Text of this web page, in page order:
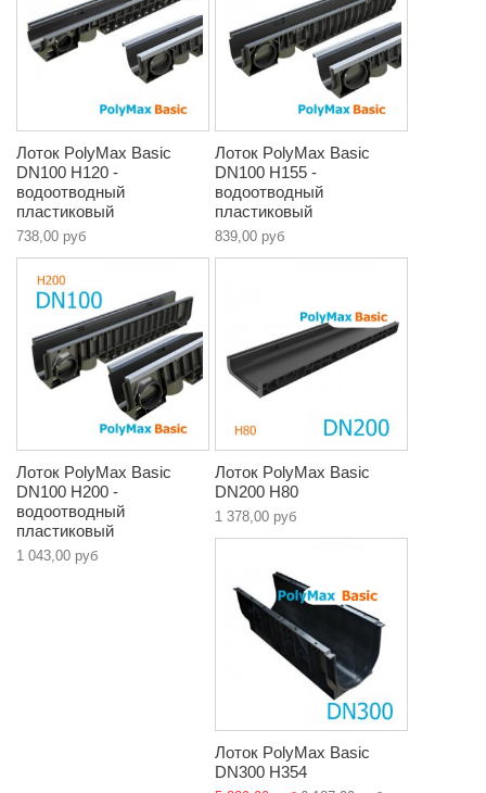
Лоток PolyMax Basic
DN100 H120 -
водоотводный
пластиковый
738,00 руб
Лоток PolyMax Basic
DN100 H155 -
водоотводный
пластиковый
839,00 руб
Лоток PolyMax Basic
DN100 H200 -
водоотводный
пластиковый
1 043,00 руб
Лоток PolyMax Basic
DN200 H80
1 378,00 руб
Лоток PolyMax Basic
DN300 H354